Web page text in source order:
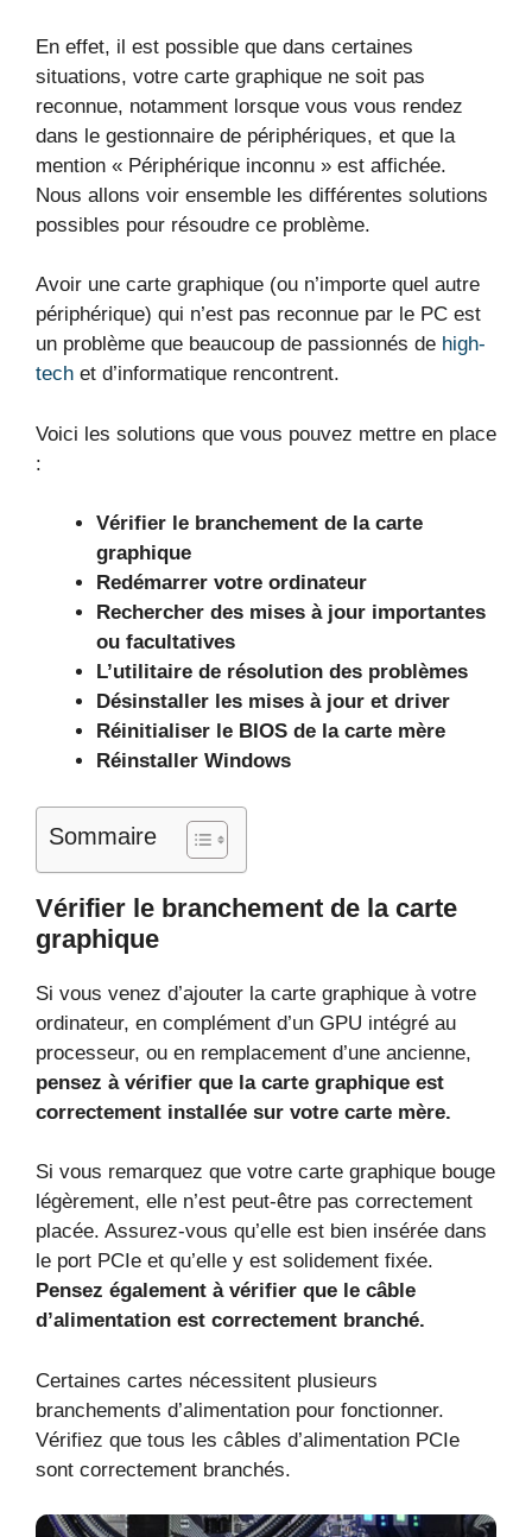
En effet, il est possible que dans certaines
situations, votre carte graphique ne soit pas
reconnue, notamment lorsque vous vous rendez
dans le gestionnaire de périphériques, et que la
mention « Périphérique inconnu » est affichée.
Nous allons voir ensemble les différentes solutions
possibles pour résoudre ce problème.
Avoir une carte graphique (ou n’importe quel autre
périphérique) qui n’est pas reconnue par le PC est
un problème que beaucoup de passionnés de high-
tech et d’informatique rencontrent.
Voici les solutions que vous pouvez mettre en place
:
Vérifier le branchement de la carte
graphique
Redémarrer votre ordinateur
Rechercher des mises à jour importantes
ou facultatives
L’utilitaire de résolution des problèmes
Désinstaller les mises à jour et driver
Réinitialiser le BIOS de la carte mère
Réinstaller Windows
Sommaire
Vérifier le branchement de la carte
graphique
Si vous venez d’ajouter la carte graphique à votre
ordinateur, en complément d’un GPU intégré au
processeur, ou en remplacement d’une ancienne,
pensez à vérifier que la carte graphique est
correctement installée sur votre carte mère.
Si vous remarquez que votre carte graphique bouge
légèrement, elle n’est peut-être pas correctement
placée. Assurez-vous qu’elle est bien insérée dans
le port PCIe et qu’elle y est solidement fixée.
Pensez également à vérifier que le câble
d’alimentation est correctement branché.
Certaines cartes nécessitent plusieurs
branchements d’alimentation pour fonctionner.
Vérifiez que tous les câbles d’alimentation PCIe
sont correctement branchés.